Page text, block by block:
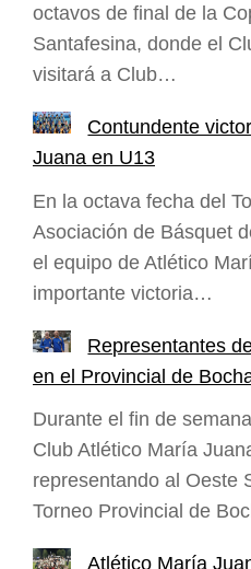
octavos de final de la
Santafesina, donde el
visitará a Club…
Contundente
Juana en U13
​En la octava fecha del
Asociación de Básquet
el equipo de Atlético
importante victoria…
Representantes
en el Provincial de
Durante el fin de
Club Atlético María
representando al Oeste
Torneo Provincial de
Atlético María